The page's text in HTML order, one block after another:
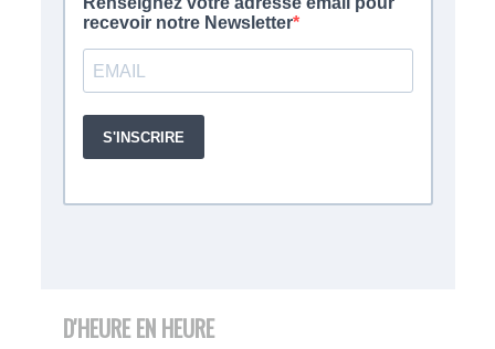
D'HEURE EN HEURE